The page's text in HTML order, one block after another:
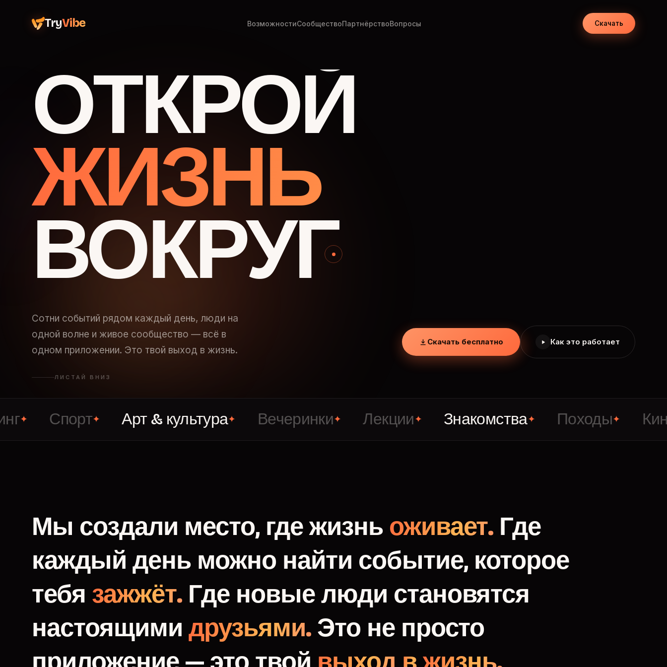
TryVibe ВозможностиСообществоПартнёрствоВопросы Скачать
ОТКРОЙ
ЖИЗНЬ
ВОКРУГ
Сотни событий рядом каждый день, люди на
одной волне и живое сообщество — всё в
одном приложении. Это твой выход в жизнь.
Скачать бесплатно Как это работает
ЛИСТАЙ ВНИЗ
Спорт✦ Арт & культура✦ Вечеринки✦ Лекции✦ Знакомства✦ Походы✦ Кино ✦
Мы создали место, гдежизнь оживает. Где
каждый день можно найти событие, которое
тебя зажжёт. Где новые люди становятся
настоящими друзьями. Это не просто